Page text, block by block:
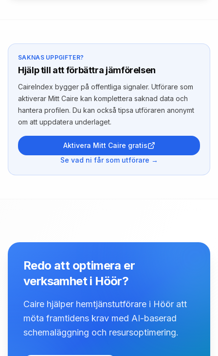
SAKNAS UPPGIFTER?
Hjälp till att förbättra jämförelsen
CaireIndex bygger på offentliga signaler. Utförare som
aktiverar Mitt Caire kan komplettera saknad data och
hantera profilen. Du kan också tipsa utföraren anonymt
om att uppdatera underlaget.
Aktivera Mitt Caire gratis
Se vad ni får som utförare →
Redo att optimera er
verksamhet i Höör?
Caire hjälper hemtjänstutförare i Höör att
möta framtidens krav med AI-baserad
schemaläggning och resursoptimering.